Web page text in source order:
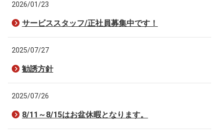
2026/01/23
サービススタッフ/正社員募集中です！
2025/07/27
勧誘方針
2025/07/26
8/11～8/15はお盆休暇となります。